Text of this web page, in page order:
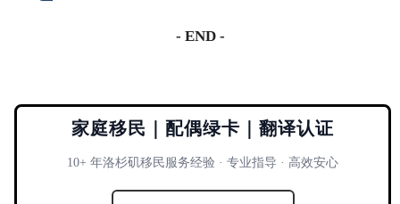
- END -
家庭移民｜配偶绿卡｜翻译认证
10+ 年洛杉矶移民服务经验 · 专业指导 · 高效安心